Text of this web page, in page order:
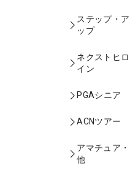
ステップ・ア
ップ
ネクストヒロ
イン
PGAシニア
ACNツアー
アマチュア・
他